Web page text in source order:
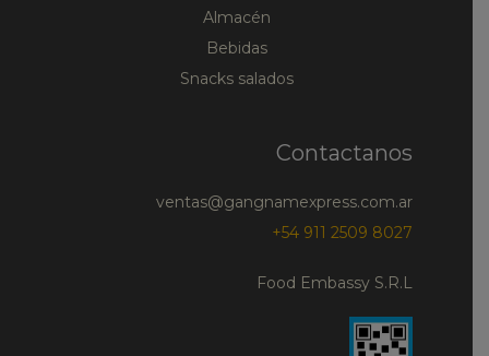
Almacén
Bebidas
Snacks salados
Contactanos
ventas@gangnamexpress.com.ar
+54 911 2509 8027
Food Embassy S.R.L